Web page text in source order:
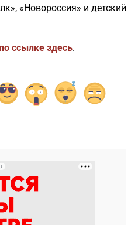
«Новороссия» и детский
ссылке здесь.